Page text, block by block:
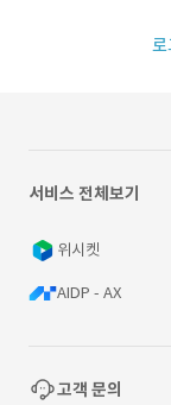
로
서비스 전체보기
위시켓
AIDP - AX
고객 문의